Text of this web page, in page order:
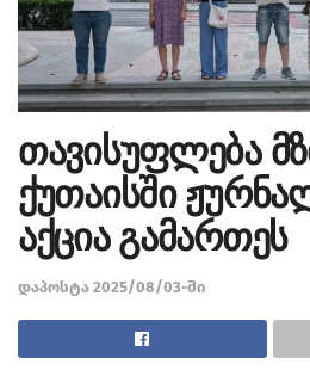
თავისუფლება
ქუთაისში
აქცია გამართეს
დაპოსტა 2025/08/03-ში